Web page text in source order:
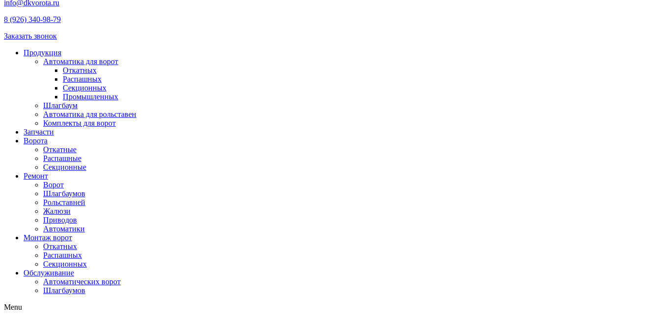
info@dkvorota.ru
8 (926) 340-98-79
Заказать звонок
Продукция
Автоматика для ворот
Откатных
Распашных
Секционных
Промышленных
Шлагбаум
Автоматика для рольставен
Комплекты для ворот
Запчасти
Ворота
Откатные
Распашные
Секционные
Ремонт
Ворот
Шлагбаумов
Рольставней
Жалюзи
Приводов
Автоматики
Монтаж ворот
Откатных
Распашных
Секционных
Обслуживание
Автоматических ворот
Шлагбаумов
Menu